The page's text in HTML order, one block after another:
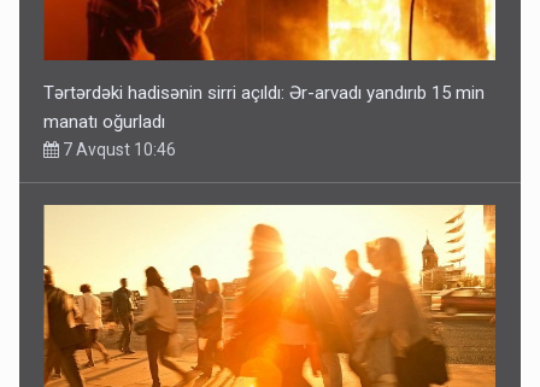
Tərtərdəki hadisənin sirri açıldı: Ər-arvadı yandırıb 15 min
manatı oğurladı
7 Avqust 10:46